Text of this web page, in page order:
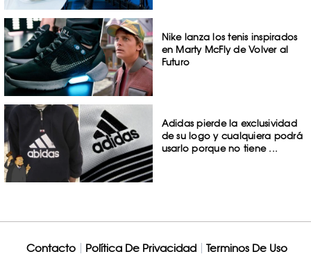
Nike lanza los tenis inspirados
en Marty McFly de Volver al
Futuro
Adidas pierde la exclusividad
de su logo y cualquiera podrá
usarlo porque no tiene ...
Contacto Política De Privacidad Terminos De Uso